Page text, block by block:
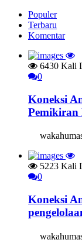
Populer
Terbaru
Komentar
6430 Kali
0
Koneksi
Pemikiran
5223 Kali
0
Koneksi